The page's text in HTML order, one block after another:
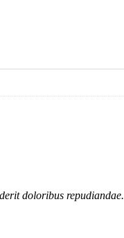
doloribus repudiandae.